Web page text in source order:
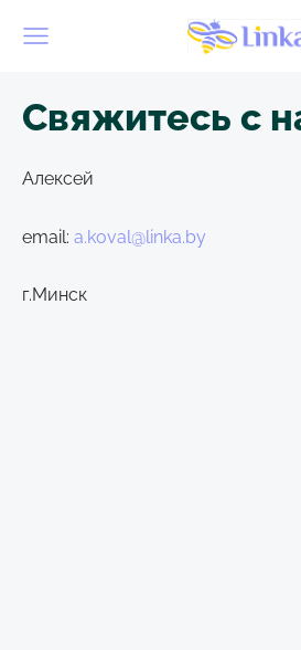
Свяжитесь с
Алексей
email: a.koval@linka.by
г.Минск